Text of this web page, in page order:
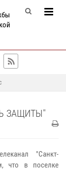
ЗАЩИТЫ"
"Санкт-
что в поселке